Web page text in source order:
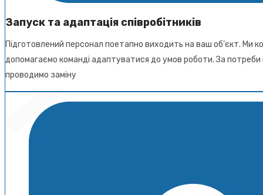
Запуск та адаптація співробітників
Підготовлений персонал поетапно виходить на ваш об’єкт. Ми
допомагаємо команді адаптуватися до умов роботи. За потреби
проводимо заміну